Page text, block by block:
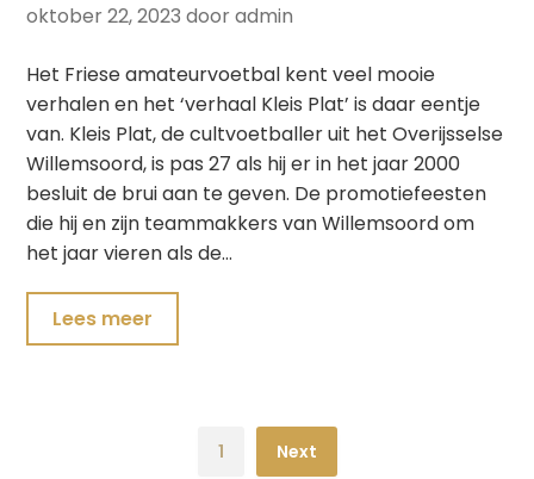
oktober 22, 2023 door admin
Het Friese amateurvoetbal kent veel mooie
verhalen en het ‘verhaal Kleis Plat’ is daar eentje
van. Kleis Plat, de cultvoetballer uit het Overijsselse
Willemsoord, is pas 27 als hij er in het jaar 2000
besluit de brui aan te geven. De promotiefeesten
die hij en zijn teammakkers van Willemsoord om
het jaar vieren als de…
Lees meer
1 Next